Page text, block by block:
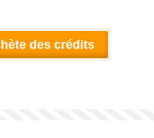
des crédits